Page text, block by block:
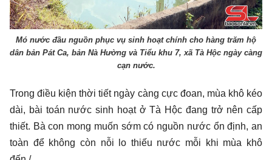
Mó nước đầu nguồn phục vụ sinh hoạt chính cho hàng trăm hộ
dân bản Pát Ca, bản Nà Hường và Tiểu khu 7, xã Tà Hộc ngày càng
cạn nước.
Trong điều kiện thời tiết ngày càng cực đoan, mùa khô kéo
dài, bài toán nước sinh hoạt ở Tà Hộc đang trở nên cấp
thiết. Bà con mong muốn sớm có nguồn nước ổn định, an
toàn để không còn nỗi lo thiếu nước mỗi khi mùa khô